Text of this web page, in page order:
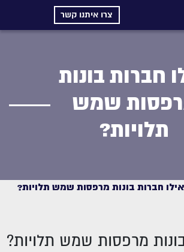
צרו איתנו קשר
חברות בונות
שמש
תלויות?
אילו חברות בונות מרפסות שמש תלויות?
מרפסות שמש תלויות?